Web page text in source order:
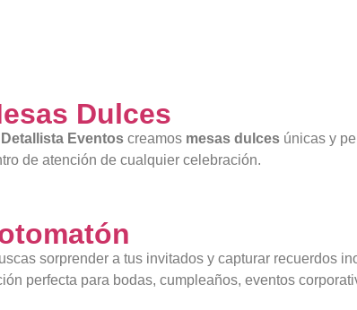
Dulces
Detallista Eventos creamos mesas dulcesúnicas y
de atención de cualquier celebración.
sorprender a tus invitados y capturar recuerdos
perfecta para bodas, cumpleaños, eventos